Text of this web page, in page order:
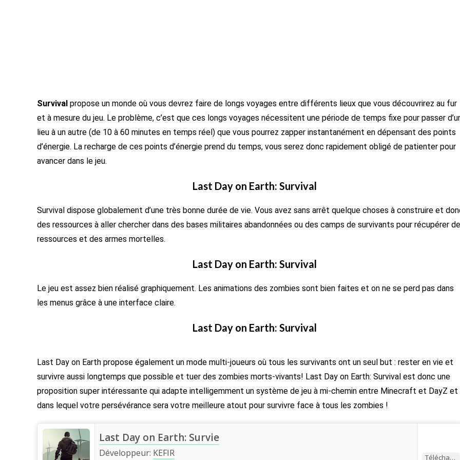
Survival propose un monde où vous devrez faire de longs voyages entre différents lieux que vous découvrirez au fur
et à mesure du jeu. Le problème, c’est que ces longs voyages nécessitent une période de temps fixe pour passer
lieu à un autre (de 10 à 60 minutes en temps réel) que vous pourrez zapper instantanément en dépensant des points
d’énergie. La recharge de ces points d’énergie prend du temps, vous serez donc rapidement obligé de patienter pour
avancer dans le jeu.
Last Day on Earth: Survival
Survival dispose globalement d’une très bonne durée de vie. Vous avez sans arrêt quelque choses à construire et
des ressources à aller chercher dans des bases militaires abandonnées ou des camps de survivants pour récupérer
ressources et des armes mortelles.
Last Day on Earth: Survival
Le jeu est assez bien réalisé graphiquement. Les animations des zombies sont bien faites et on ne se perd pas dans
les menus grâce à une interface claire.
Last Day on Earth: Survival
Last Day on Earth propose également un mode multi-joueurs où tous les survivants ont un seul but : rester en vie et
survivre aussi longtemps que possible et tuer des zombies morts-vivants! Last Day on Earth: Survival est donc une
proposition super intéressante qui adapte intelligemment un système de jeu à mi-chemin entre Minecraft et DayZ et
dans lequel votre persévérance sera votre meilleure atout pour survivre face à tous les zombies !
Télécharger
Last Day on Earth: Survie
Développeur: KEFIR